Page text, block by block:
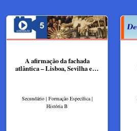
A afirmação da fachada
atlântica – Lisboa, Sevilha e…
Secundário | Formação Específica |
História B